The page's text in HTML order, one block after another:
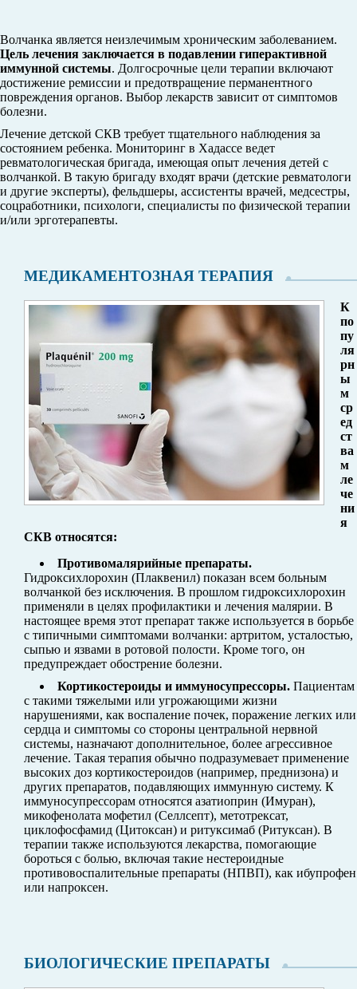
Волчанка является неизлечимым хроническим заболеванием.
Цель лечения заключается в подавлении гиперактивной
иммунной системы. Долгосрочные цели терапии включают
достижение ремиссии и предотвращение перманентного
повреждения органов. Выбор лекарств зависит от симптомов
болезни.
Лечение детской СКВ требует тщательного наблюдения за
состоянием ребенка. Мониторинг в Хадассе ведет
ревматологическая бригада, имеющая опыт лечения детей с
волчанкой. В такую бригаду входят врачи (детские ревматологи
и другие эксперты), фельдшеры, ассистенты врачей, медсестры,
соцработники, психологи, специалисты по физической терапии
и/или эрготерапевты.
МЕДИКАМЕНТОЗНАЯ ТЕРАПИЯ
К
по
пу
ля
рн
ы
м
ср
ед
ст
ва
м
ле
че
ни
я
СКВ относятся:
Противомалярийные препараты.
Гидроксихлорохин (Плаквенил) показан всем больным
волчанкой без исключения. В прошлом гидроксихлорохин
применяли в целях профилактики и лечения малярии. В
настоящее время этот препарат также используется в борьбе
с типичными симптомами волчанки: артритом, усталостью,
сыпью и язвами в ротовой полости. Кроме того, он
предупреждает обострение болезни.
Кортикостероиды и иммуносупрессоры. Пациентам
с такими тяжелыми или угрожающими жизни
нарушениями, как воспаление почек, поражение легких или
сердца и симптомы со стороны центральной нервной
системы, назначают дополнительное, более агрессивное
лечение. Такая терапия обычно подразумевает применение
высоких доз кортикостероидов (например, преднизона) и
других препаратов, подавляющих иммунную систему. К
иммуносупрессорам относятся азатиоприн (Имуран),
микофенолата мофетил (Селлсепт), метотрексат,
циклофосфамид (Цитоксан) и ритуксимаб (Ритуксан). В
терапии также используются лекарства, помогающие
бороться с болью, включая такие нестероидные
противовоспалительные препараты (НПВП), как ибупрофен
или напроксен.
БИОЛОГИЧЕСКИЕ ПРЕПАРАТЫ